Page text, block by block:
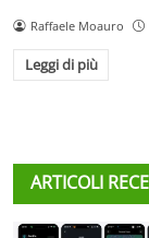
Raffaele Moauro
Leggi di più
ARTICOLI